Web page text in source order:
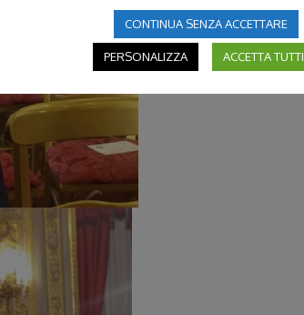
CONTINUA SENZA ACCETTARE
PERSONALIZZA ACCETTA TUTTI